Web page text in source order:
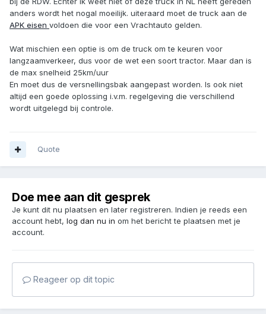
anders wordt het nogal moeilijk. uiteraard moet de truck aan de
APK eisen voldoen die voor een Vrachtauto gelden.
Wat mischien een optie is om de truck om te keuren voor
langzaamverkeer, dus voor de wet een soort tractor. Maar dan is
de max snelheid 25km/uur
En moet dus de versnellingsbak aangepast worden. Is ook niet
altijd een goede oplossing i.v.m. regelgeving die verschillend
wordt uitgelegd bij controle.
Quote
Doe mee aan dit gesprek
Je kunt dit nu plaatsen en later registreren. Indien je reeds een
account hebt, log dan nu in om het bericht te plaatsen met je
account.
Reageer op dit topic